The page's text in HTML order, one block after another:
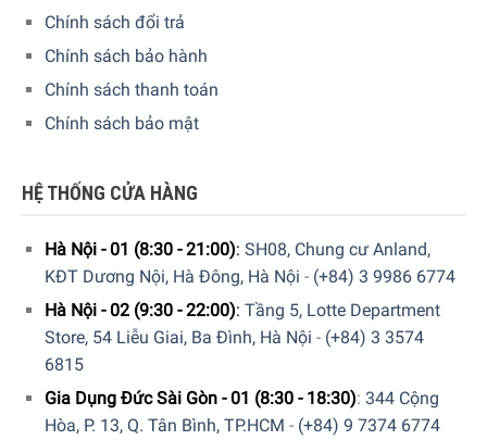
Cao 7,5 cm
Chi tiết màu sắc và kích thước Khay nướng chữ nhật gốm
Peugeot Appolia
Tổng quan thiết kế
Chính sách đổi trả
Chính sách bảo hành
Chính sách thanh toán
Chính sách bảo mật
HỆ THỐNG CỬA HÀNG
Hà Nội - 01 (8:30 - 21:00): SH08, Chung cư Anland,
KĐT Dương Nội, Hà Đông, Hà Nội - (+84) 3 9986 6774
Hà Nội - 02 (9:30 - 22:00): Tầng 5, Lotte Department
Store, 54 Liễu Giai, Ba Đình, Hà Nội - (+84) 3 3574
6815
Gia Dụng Đức Sài Gòn - 01 (8:30 - 18:30): 344 Cộng
Hòa, P. 13, Q. Tân Bình, TP.HCM - (+84) 9 7374 6774